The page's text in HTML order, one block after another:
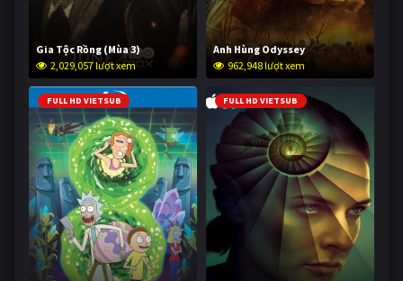
Gia Tộc Rồng (Mùa 3)
2,029,057 lượt xem
Anh Hùng Odyssey
962,948 lượt xem
FULL HD VIETSUB FULL HD VIETSUB